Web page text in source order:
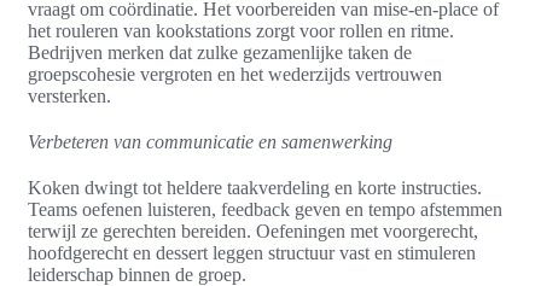
vraagt om coördinatie. Het voorbereiden van mise-en-place of
het rouleren van kookstations zorgt voor rollen en ritme.
Bedrijven merken dat zulke gezamenlijke taken de
groepscohesie vergroten en het wederzijds vertrouwen
versterken.
Verbeteren van communicatie en samenwerking
Koken dwingt tot heldere taakverdeling en korte instructies.
Teams oefenen luisteren, feedback geven en tempo afstemmen
terwijl ze gerechten bereiden. Oefeningen met voorgerecht,
hoofdgerecht en dessert leggen structuur vast en stimuleren
leiderschap binnen de groep.